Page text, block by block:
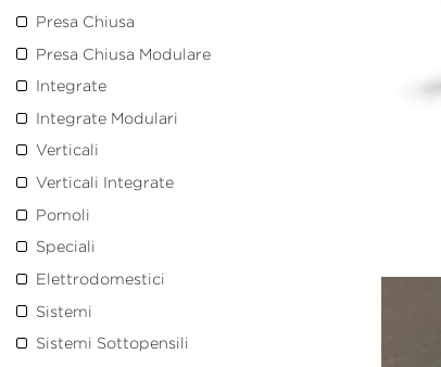
Presa Chiusa
Presa Chiusa Modulare
Integrate
Integrate Modulari
Verticali
Verticali Integrate
Pomoli
Speciali
Elettrodomestici
Sistemi
Sistemi Sottopensili